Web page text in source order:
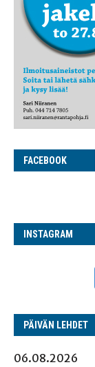
FACE­BOOK
INS­TA­GRAM
PÄI­VÄN LEHDET
06.08.2026